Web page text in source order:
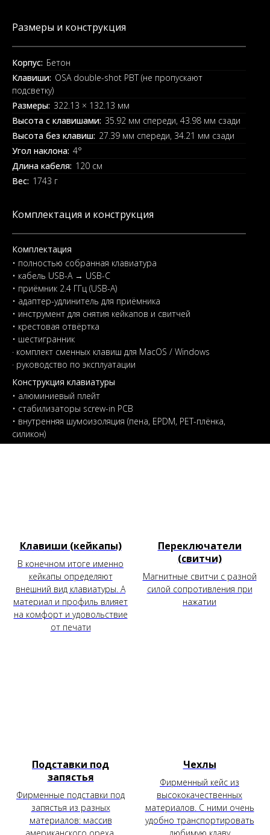
Размеры и конструкция
Корпус: Бетон
Клавиши: OSA double-shot PBT (не пропускают
подсветку)
Размеры: 322.13 × 132.13 мм
Высота с клавишами: 35.92 мм спереди, 43.98 мм сзади
Высота без клавиш: 27.39 мм спереди, 34.21 мм сзади
Угол наклона: 4°
Длина кабеля: 120 см
Вес: 1743 г
Комплектация и конструкция
Комплектация
• полностью собранная клавиатура
• кабель USB-A → USB-C
• приёмник 2.4 ГГц (USB-A)
• адаптер-удлинитель для приёмника
• инструмент для снятия кейкапов и свитчей
• крестовая отвёртка
• шестигранник
· комплект сменных клавиш для MacOS / Windows
· руководство по эксплуатации
Конструкция клавиатуры
• алюминиевый плейт
• стабилизаторы screw-in PCB
• внутренняя шумоизоляция (пена, EPDM, PET-плёнка,
силикон)
Клавиши (кейкапы)
В конечном итоге именно
кейкапы определяют
внешний вид клавиатуры. А
материал и профиль влияет
на комфорт и удовольствие
от печати
Переключатели
(свитчи)
Магнитные свитчи с разной
силой сопротивления при
нажатии
Подставки под
запястья
Фирменные подставки под
запястья из разных
материалов: массив
Чехлы
Фирменный кейс из
высококачественных
материалов. С ними очень
удобно транспортировать